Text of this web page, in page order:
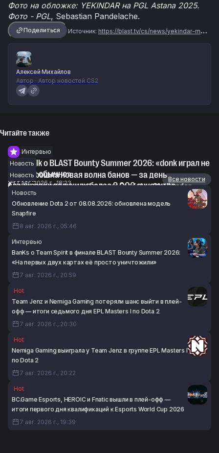
Фото на обложке: YEKINDAR на PGL Astana 2025.
Фото - PGL, Sebastian Pandelache.
Поделиться Источник: https://blast.tv/cs/news/yekindar-maybe-im-naive
Алексей Михайлов
Автор · Автор новостей CS2
Читайте также
Интервью
Devilwalk о BLAST Bounty Summer 2026: «donk играл не
так, как обычно»
7 авг. 2026 г., 18:23
Новость
В CS2 прошла новая волна банов — за день
блокировки получили более 9 000 аккаунтов
7 авг. 2026 г., 16:52
Новость
Анонсирован женский турнир Fragster Challenger
Female Masters #1 по CS2
7 авг. 2026 г., 16:26
Новости
Все новости
Новость
Обновление Dota 2 от 08.08.2026: обновлена модель
Snapfire
8 авг. 2026 г., 05:46
Интервью
BanKs о Team Spirit в финале BLAST Bounty Summer 2026:
«На первых двух картах её просто уничтожили»
7 авг. 2026 г., 20:59
Hot
Team Jenz и Nemiga Gaming потеряли шанс выйти в плей-
офф — итоги седьмого дня EPL Masters I по Dota 2
7 авг. 2026 г., 20:30
Hot
Nemiga Gaming выиграла у Team Jenz в группе EPL Masters I
по Dota 2
7 авг. 2026 г., 20:22
Hot
BC.Game Esports, HEROIC и Fnatic вышли в плей-офф —
итоги первого дня квалификаций к Esports World Cup 2026
7 авг. 2026 г., 19:39